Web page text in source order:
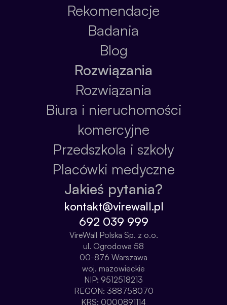
Rekomendacje
Badania
Blog
Rozwiązania
Rozwiązania
Biura i nieruchomości
komercyjne
Przedszkola i szkoły
Placówki medyczne
Jakieś pytania?
kontakt@virewall.pl
692 039 999
VireWall Polska Sp. z o.o.
ul. Ogrodowa 58
00-876 Warszawa
woj. mazowieckie
NIP: 9512518213
REGON: 388758070
KRS: 0000891114